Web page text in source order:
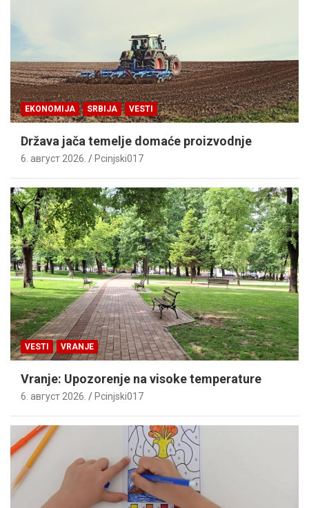
EKONOMIJA SRBIJA VESTI
Država jača temelje domaće proizvodnje
6. август 2026. Pcinjski017
VESTI VRANJE
Vranje: Upozorenje na visoke temperature
6. август 2026. Pcinjski017